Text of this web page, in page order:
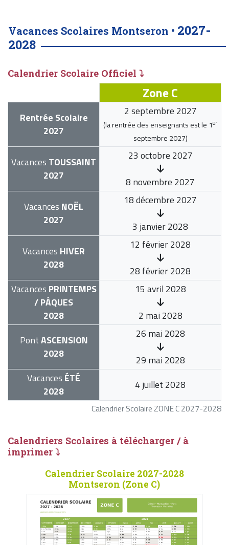
Vacances Scolaires Montseron • 2027-
2028
Calendrier Scolaire Officiel ⤵
Calendrier Scolaire ZONE C 2027-2028
Zone C
Rentrée Scolaire
2027
2 septembre 2027
(la rentrée des enseignants est le 1er
septembre 2027)
Vacances TOUSSAINT
2027
23 octobre 2027
8 novembre 2027
Vacances NOËL
2027
18 décembre 2027
3 janvier 2028
Vacances HIVER
2028
12 février 2028
28 février 2028
Vacances PRINTEMPS
/ PÂQUES
2028
15 avril 2028
2 mai 2028
PontASCENSION
2028
26 mai 2028
29 mai 2028
Vacances ÉTÉ
2028
4 juillet 2028
Calendriers Scolaires à télécharger / à
imprimer ⤵
Calendrier Scolaire 2027-2028
Montseron (Zone C)